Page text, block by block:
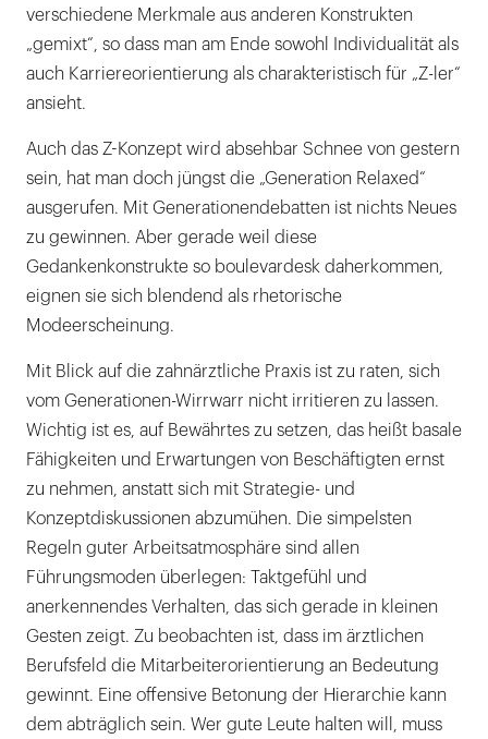
verschiedene Merkmale aus anderen Konstrukten
„gemixt“, so dass man am Ende sowohl Individualität als
auch Karriereorientierung als charakteristisch für „Z-ler“
ansieht.
Auch das Z-Konzept wird absehbar Schnee von gestern
sein, hat man doch jüngst die „Generation Relaxed“
ausgerufen. Mit Generationendebatten ist nichts Neues
zu gewinnen. Aber gerade weil diese
Gedankenkonstrukte so boulevardesk daherkommen,
eignen sie sich blendend als rhetorische
Modeerscheinung.
Mit Blick auf die zahnärztliche Praxis ist zu raten, sich
vom Generationen-Wirrwarr nicht irritieren zu lassen.
Wichtig ist es, auf Bewährtes zu setzen, das heißt basale
Fähigkeiten und Erwartungen von Beschäftigten ernst
zu nehmen, anstatt sich mit Strategie- und
Konzeptdiskussionen abzumühen. Die simpelsten
Regeln guter Arbeitsatmosphäre sind allen
Führungsmoden überlegen: Taktgefühl und
anerkennendes Verhalten, das sich gerade in kleinen
Gesten zeigt. Zu beobachten ist, dass im ärztlichen
Berufsfeld die Mitarbeiterorientierung an Bedeutung
gewinnt. Eine offensive Betonung der Hierarchie kann
dem abträglich sein. Wer gute Leute halten will, muss